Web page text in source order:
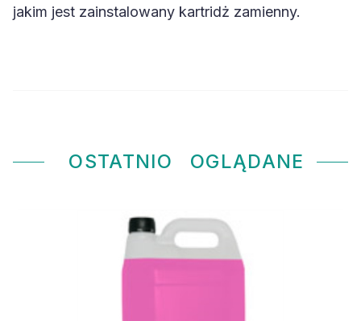
jakim jest zainstalowany kartridż zamienny.
OSTATNIO OGLĄDANE